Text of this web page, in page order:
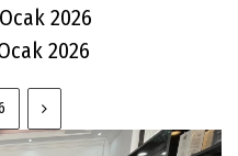
2026
2026